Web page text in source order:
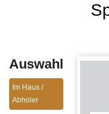
Auswahl
Im Haus /
Abholer